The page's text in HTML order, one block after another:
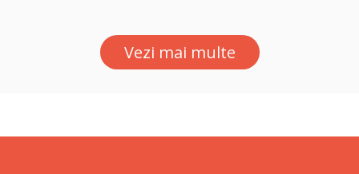
Vezi mai multe